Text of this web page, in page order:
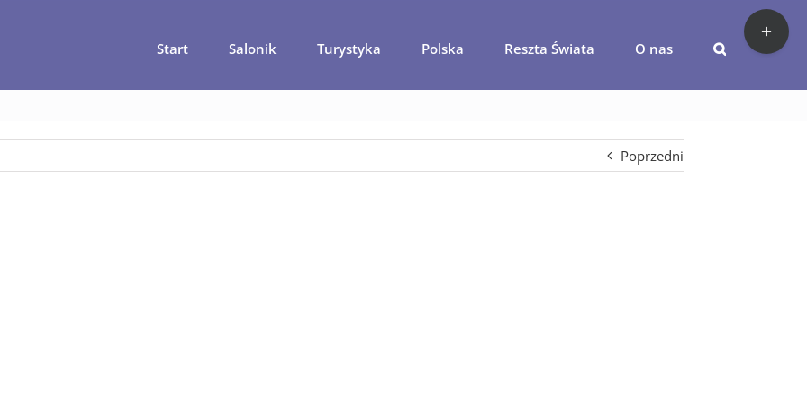
Start Salonik Turystyka Polska Reszta Świata O nas
– klasztory Meteory – miejsca, które trzeba zobaczyć w Grecji
Poprzedni
Toggle
Sliding
Bar